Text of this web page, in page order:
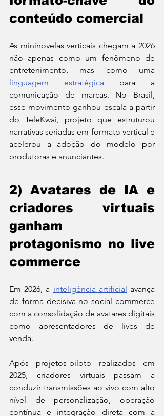
conteúdo comercial
As mininovelas verticais chegam a 2026
não apenas como um fenômeno de
linguagem estratégica para a
comunicação de marcas. No Brasil,
esse movimento ganhou escala a partir
do TeleKwai, projeto que estruturou
narrativas seriadas em formato vertical e
acelerou a adoção do modelo por
produtoras e anunciantes.
2) Avatares de IA e
criadores virtuais
ganham
protagonismo no live
commerce
Em 2026, a inteligência artificial avança
de forma decisiva no social commerce
com a consolidação de avatares digitais
como apresentadores de lives de
venda.
Após projetos-piloto realizados em
2025, criadores virtuais passam a
conduzir transmissões ao vivo com alto
nível de personalização, operação
contínua e integração direta com a